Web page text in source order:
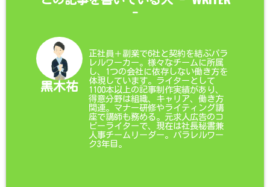
-
黒木祐
正社員＋副業で6社と契約を結ぶパラ
レルワーカー。様々なチームに所属
し、1つの会社に依存しない働き方を
体現しています。ライターとして
1100本以上の記事制作実績があり、
得意分野は組織、キャリア、働き方
関連。マナー研修やライティング講
座で講師も務める。元求人広告のコ
ピーライターで、現在は社長秘書兼
人事チームリーダー。パラレルワー
ク3年目。